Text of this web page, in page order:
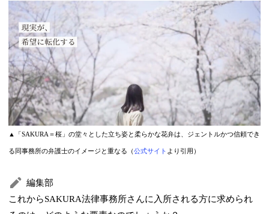
▲「SAKURA＝桜」の堂々とした立ち姿と柔らかな花弁は、ジェントルかつ信頼でき
る同事務所の弁護士のイメージと重なる（公式サイト より引用）
編集部
これからSAKURA法律事務所さんに入所される方に求められ